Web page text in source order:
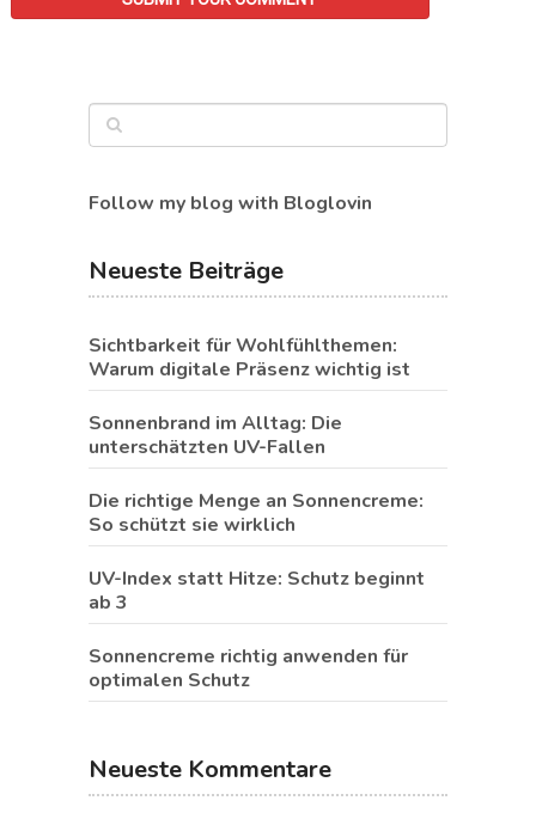
Follow my blog with Bloglovin
Neueste Beiträge
Sichtbarkeit für Wohlfühlthemen:
Warum digitale Präsenz wichtig ist
Sonnenbrand im Alltag: Die
unterschätzten UV-Fallen
Die richtige Menge an Sonnencreme:
So schützt sie wirklich
UV-Index statt Hitze: Schutz beginnt
ab 3
Sonnencreme richtig anwenden für
optimalen Schutz
Neueste Kommentare